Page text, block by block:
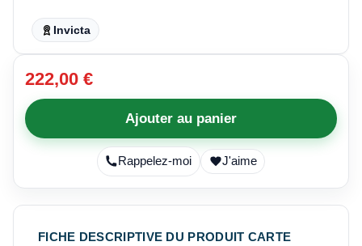
Invicta
222,00 €
Ajouter au panier
Rappelez-moi J'aime
FICHE DESCRIPTIVE DU PRODUIT CARTE